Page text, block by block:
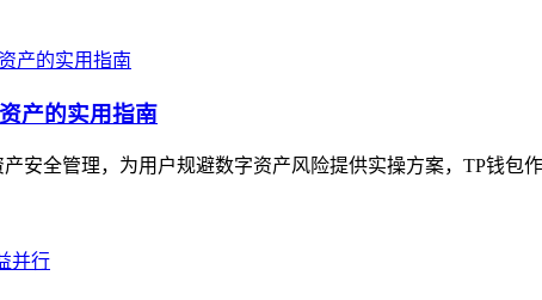
产的实用指南
安全管理，为用户规避数字资产风险提供实操方案，TP钱包